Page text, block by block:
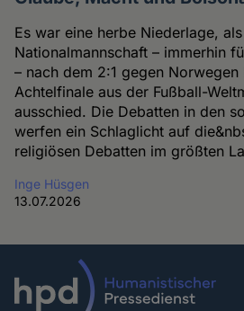
Es war eine herbe Niederlage,
Nationalmannschaft – immerhin
– nach dem 2:1 gegen Norwegen
Achtelfinale aus der Fußball-
ausschied. Die Debatten in den
werfen ein Schlaglicht auf
religiösen Debatten im größten
Inge Hüsgen
13.07.2026